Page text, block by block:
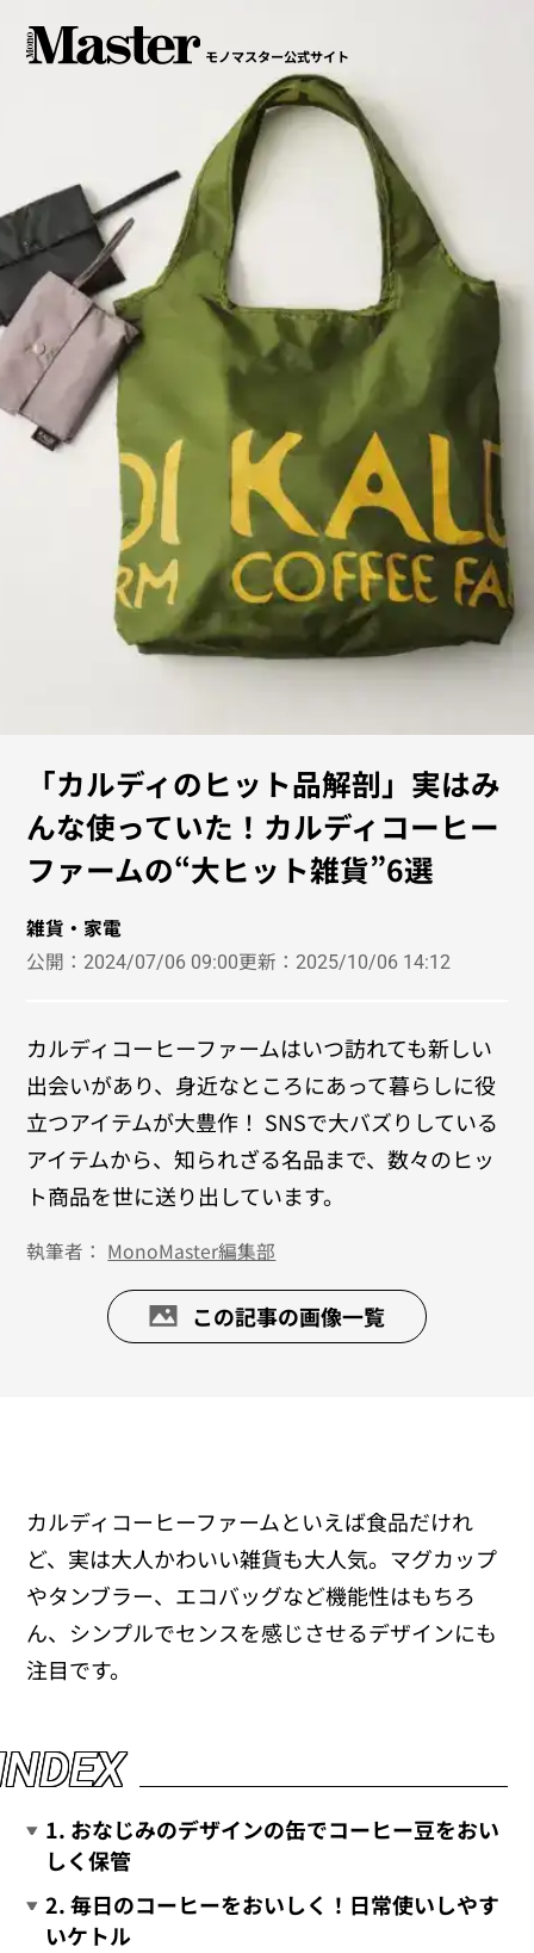
モノマスター公式サイト
「カルディのヒット品解剖」実はみ
んな使っていた！カルディコーヒー
ファームの“大ヒット雑貨”6選
雑貨・家電
公開：2024/07/06 09:00更新：2025/10/06 14:12
カルディコーヒーファームはいつ訪れても新しい
出会いがあり、身近なところにあって暮らしに役
立つアイテムが大豊作！ SNSで大バズりしている
アイテムから、知られざる名品まで、数々のヒッ
ト商品を世に送り出しています。
執筆者： MonoMaster編集部
この記事の画像一覧
カルディコーヒーファームといえば食品だけれ
ど、実は大人かわいい雑貨も大人気。マグカップ
やタンブラー、エコバッグなど機能性はもちろ
ん、シンプルでセンスを感じさせるデザインにも
注目です。
NDEX
1. おなじみのデザインの缶でコーヒー豆をおい
しく保管
2. 毎日のコーヒーをおいしく！日常使いしやす
いケトル